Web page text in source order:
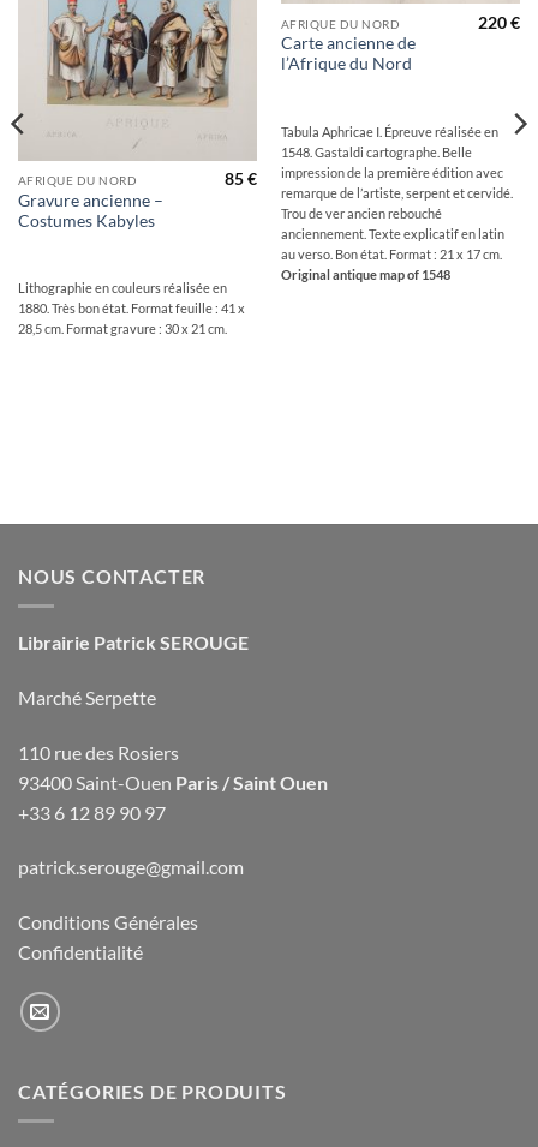
AFRIQUE DU NORD
Gravure ancienne –
Costumes Kabyles
85€
Lithographie en couleurs réalisée en
1880. Très bon état. Format feuille : 41 x
28,5 cm. Format gravure : 30 x 21 cm.
AFRIQUE DU NORD
Carte ancienne de
l’Afrique du Nord
220€
Tabula Aphricae I. Épreuve réalisée en
1548. Gastaldi cartographe. Belle
impression de la première édition avec
remarque de l’artiste, serpent et cervidé.
Trou de ver ancien rebouché
anciennement. Texte explicatif en latin
au verso. Bon état. Format : 21 x 17 cm.
Original antique map of 1548
NOUS CONTACTER
Librairie Patrick SEROUGE
Marché Serpette
110 rue des Rosiers
93400 Saint-Ouen Paris / Saint Ouen
+33 6 12 89 90 97
patrick.serouge@gmail.com
Conditions Générales
Confidentialité
CATÉGORIES DE PRODUITS